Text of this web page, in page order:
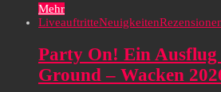
Mehr
LiveauftritteNeuigkeiten
Party On! Ein
Ground – Wacken